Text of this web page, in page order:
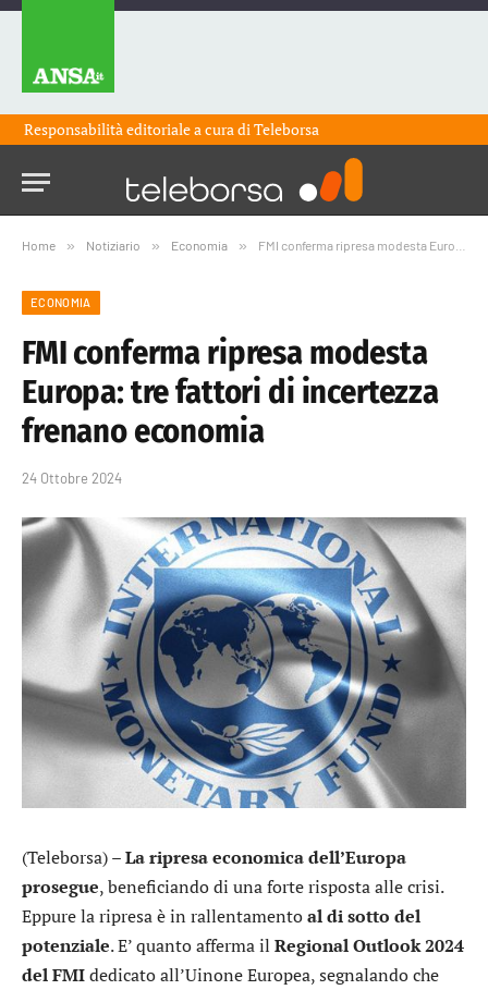
Responsabilità editoriale a cura diTeleborsa
Home » Notiziario » Economia » FMI conferma ripresa modesta Europa: tre fattori di incertezza frenano economia
ECONOMIA
FMI conferma ripresa modesta
Europa: tre fattori di incertezza
frenano economia
24 Ottobre 2024
(Teleborsa) –La ripresa economica dell’Europa
prosegue, beneficiando di una forte risposta alle crisi.
Eppure la ripresa è in rallentamentoal di sotto del
potenziale. E’ quanto afferma il Regional Outlook 2024
del FMIdedicato all’Uinone Europea, segnalando che